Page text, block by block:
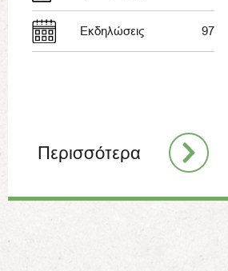
Εκδηλώσεις 97
Περισσότερα